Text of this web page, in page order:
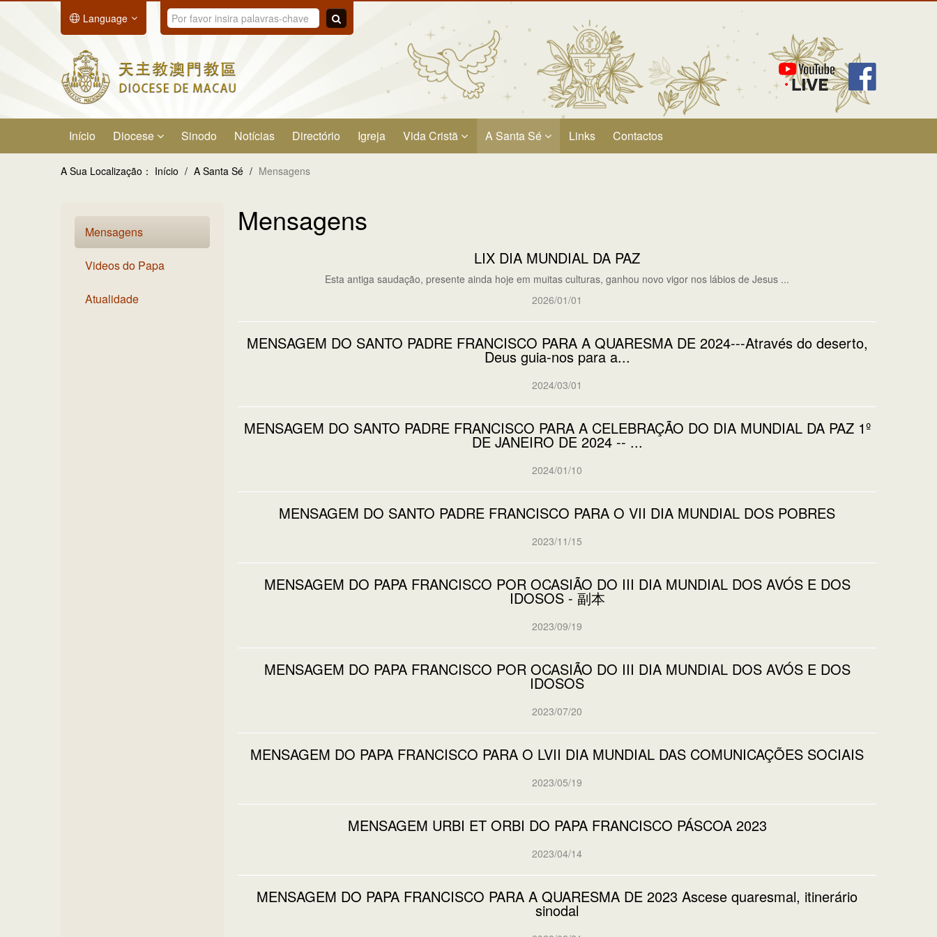
Language
Início Diocese Sinodo Notícias Directório Igreja Vida Cristã A Santa Sé Links Contactos
A Sua Localização： Início / A Santa Sé / Mensagens
Mensagens
Videos do Papa
Atualidade
Mensagens
LIX DIA MUNDIAL DA PAZ
Esta antiga saudação, presente ainda hoje em muitas culturas, ganhou novo vigor nos lábios de Jesus ...
2026/01/01
MENSAGEM DO SANTO PADRE FRANCISCO PARA A QUARESMA DE 2024---Através do deserto,
Deus guia-nos para a...
2024/03/01
MENSAGEM DO SANTO PADRE FRANCISCO PARA A CELEBRAÇÃO DO DIA MUNDIAL DA PAZ 1º
DE JANEIRO DE 2024 -- ...
2024/01/10
MENSAGEM DO SANTO PADRE FRANCISCO PARA O VII DIA MUNDIAL DOS POBRES
2023/11/15
MENSAGEM DO PAPA FRANCISCO POR OCASIÃO DO III DIA MUNDIAL DOS AVÓS E DOS
IDOSOS - 副本
2023/09/19
MENSAGEM DO PAPA FRANCISCO POR OCASIÃO DO III DIA MUNDIAL DOS AVÓS E DOS
IDOSOS
2023/07/20
MENSAGEM DO PAPA FRANCISCO PARA O LVII DIA MUNDIAL DAS COMUNICAÇÕES SOCIAIS
2023/05/19
MENSAGEM URBI ET ORBI DO PAPA FRANCISCO PÁSCOA 2023
2023/04/14
MENSAGEM DO PAPA FRANCISCO PARA A QUARESMA DE 2023 Ascese quaresmal, itinerário
sinodal